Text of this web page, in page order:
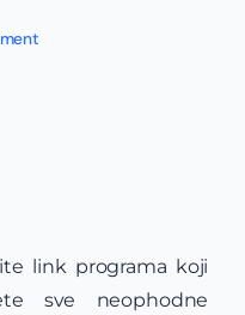
link programa koji
sve neophodne